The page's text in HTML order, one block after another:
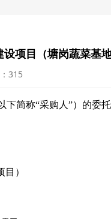
项目（塘岗蔬菜基
315
简称“采购人”）的委
）